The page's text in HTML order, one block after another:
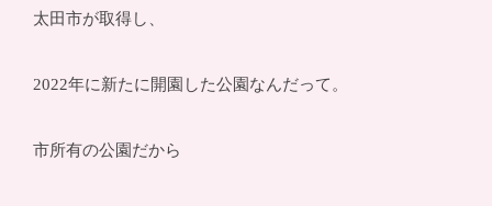
太田市が取得し、
2022年に新たに開園した公園なんだって。
市所有の公園だから